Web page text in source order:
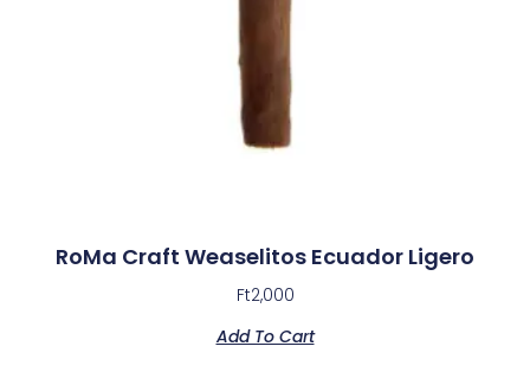
RoMa Craft Weaselitos Ecuador Ligero
Ft2,000
Add To Cart